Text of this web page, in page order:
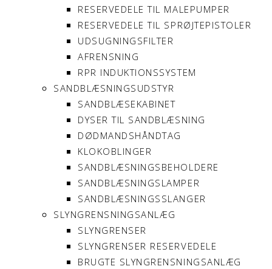
RESERVEDELE TIL MALEPUMPER
RESERVEDELE TIL SPRØJTEPISTOLER
UDSUGNINGSFILTER
AFRENSNING
RPR INDUKTIONSSYSTEM
SANDBLÆSNINGSUDSTYR
SANDBLÆSEKABINET
DYSER TIL SANDBLÆSNING
DØDMANDSHÅNDTAG
KLOKOBLINGER
SANDBLÆSNINGSBEHOLDERE
SANDBLÆSNINGSLAMPER
SANDBLÆSNINGSSLANGER
SLYNGRENSNINGSANLÆG
SLYNGRENSER
SLYNGRENSER RESERVEDELE
BRUGTE SLYNGRENSNINGSANLÆG